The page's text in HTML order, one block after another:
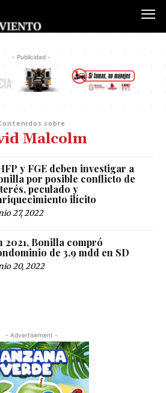
- Publicidad -
sobre
Malcolm
y FGE deben investigar a
por posible conflicto de
peculado y
ilícito
27, 2022
2021, Bonilla compró
de 3.9 mdd en SD
20, 2022
- Advertisement -